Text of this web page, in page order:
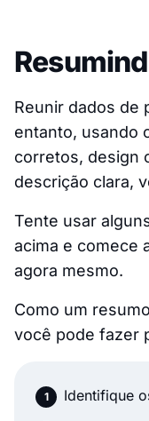
Reunir dados de
entanto, usando
corretos, design
descrição clara,
Tente usar
acima e comece
agora mesmo.
Como um
você pode fazer
Identifique